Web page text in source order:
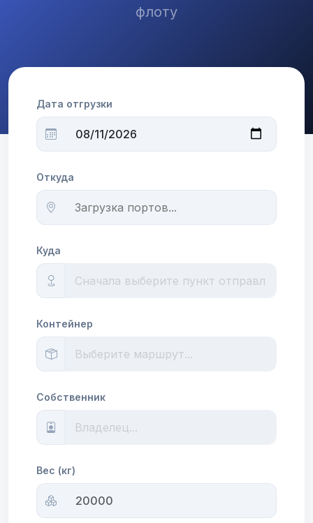
флоту
Дата отгрузки
Откуда
Куда
Контейнер
Собственник
Вес (кг)